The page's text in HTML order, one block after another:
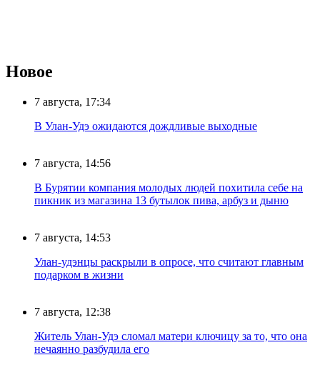
Новое
7 августа, 17:34
В Улан-Удэ ожидаются дождливые выходные
7 августа, 14:56
В Бурятии компания молодых людей похитила себе на
пикник из магазина 13 бутылок пива, арбуз и дыню
7 августа, 14:53
Улан-удэнцы раскрыли в опросе, что считают главным
подарком в жизни
7 августа, 12:38
Житель Улан-Удэ сломал матери ключицу за то, что она
нечаянно разбудила его